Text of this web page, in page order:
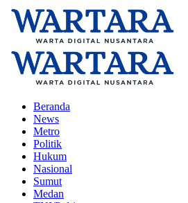
Beranda
News
Metro
Politik
Hukum
Nasional
Sumut
Medan